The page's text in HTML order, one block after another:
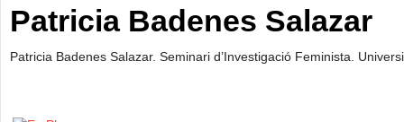
Patricia Badenes Salazar
Patricia Badenes Salazar. Seminari d’Investigació Feminista.